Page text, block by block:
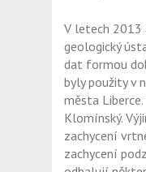
V letech 2013
geologický
dat formou
byly použity v
města
Klomínský.
zachycení
zachycení